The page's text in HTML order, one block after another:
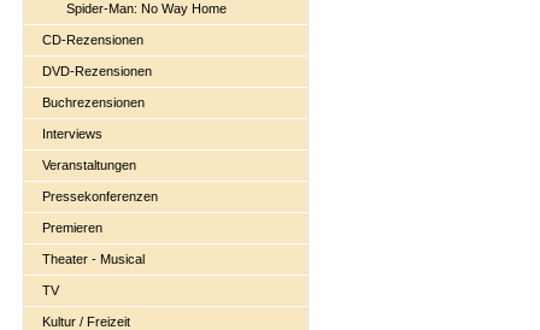
Spider-Man: No Way Home
CD-Rezensionen
DVD-Rezensionen
Buchrezensionen
Interviews
Veranstaltungen
Pressekonferenzen
Premieren
Theater - Musical
TV
Kultur / Freizeit